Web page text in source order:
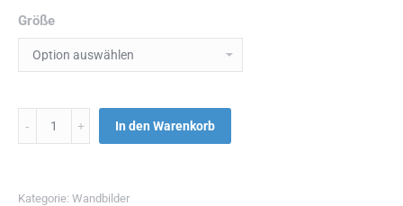
Größe
Menge In den Warenkorb
Kategorie: Wandbilder